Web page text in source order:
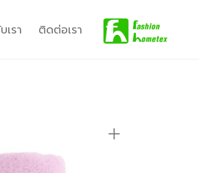
เรา ติดต่อเรา